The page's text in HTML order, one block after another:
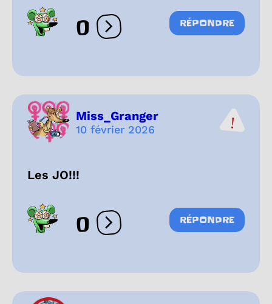
0 Ouvrir les réactions
RÉPONDRE
Miss_Granger
10 février 2026
Les JO!!!
0 Ouvrir les réactions
RÉPONDRE